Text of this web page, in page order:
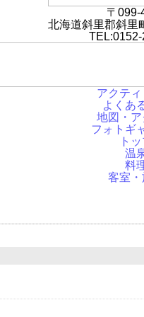
〒099-
北海道斜里郡斜里
アクティ
よくあ
地図・ア
フォトギ
ト
温
料
客室・